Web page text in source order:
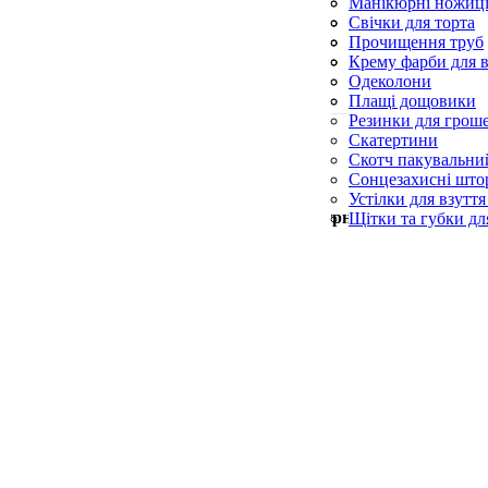
Форми для випічки
Пилки для п’ят
Пилочки для нігтів
Свічки для торта
Свічки конусні та
Церковні свічки
Прочищення труб
Серветки для
Синька
Скребки для посуду
Крему фарби для
Одеколони
Плащі дощовики
Резинки для
Скатертини
Скотч
Сонцезахисні
Устілки для
Щітки та губки
грн